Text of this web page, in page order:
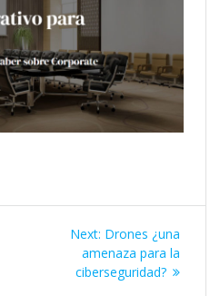
Next: Drones ¿una
amenaza para la
ciberseguridad?